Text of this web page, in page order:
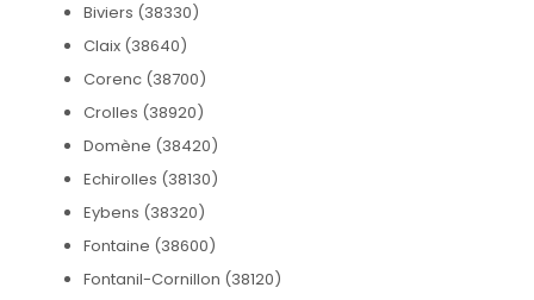
Biviers (38330)
Claix (38640)
Corenc (38700)
Crolles (38920)
Domène (38420)
Echirolles (38130)
Eybens (38320)
Fontaine (38600)
Fontanil-Cornillon (38120)